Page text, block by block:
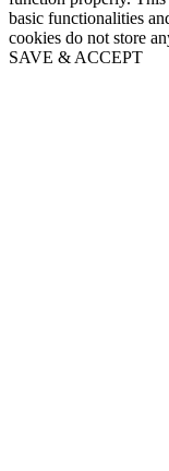
basic functionalities
cookies do not store
SAVE & ACCEPT